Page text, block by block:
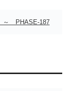
～ PHASE-187